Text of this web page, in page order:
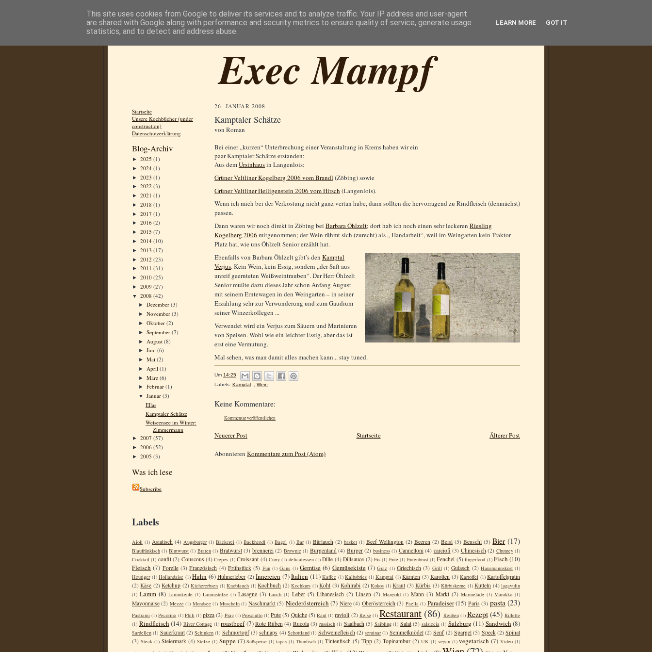
Exec Mampf
Startseite
Unsere Kochbücher (under
construction)
Datenschutzerklärung
Blog-Archiv
► 2025 (1)
► 2024 (1)
► 2023 (1)
► 2022 (3)
► 2021 (1)
► 2018 (1)
► 2017 (1)
► 2016 (2)
► 2015 (7)
► 2014 (10)
► 2013 (17)
► 2012 (23)
► 2011 (31)
► 2010 (25)
► 2009 (27)
▼ 2008 (42)
►Dezember(3)
►November(3)
►Oktober(2)
►September(7)
► August(8)
►Juni(6)
►Mai(2)
► April(1)
►März(6)
►Februar(1)
▼Januar(3)
Ellas
Kamptaler Schätze
Weiseensee im Winter:
Zimmermann
► 2007 (57)
► 2006 (52)
► 2005 (3)
Was ich lese
Subscribe
26. JANUAR 2008
Kamptaler Schätze
von Roman
Bei einer „kurzen“ Unterbrechung einer Veranstaltung in Krems haben wir ein
paar Kamptaler Schätze erstanden:
Aus demUrsinhausin Langenlois:
Grüner Veltliner Kogelberg 2006 vom Brandl (Zöbing) sowie
Grüner Veltliner Heiligenstein 2006 vom Hirsch (Langenlois).
Wenn ich mich bei der Verkostung nicht ganz vertan habe, dann sollten die hervorragend zu Rindfleisch (demnächst)
passen.
Dann waren wir noch direkt in Zöbing bei Barbara Öhlzelt; dort hab ich noch einen sehr leckeren Riesling
Kogelberg 2006 mitgenommen; der Wein rühmt sich (zurecht) als „ Handarbeit“, weil im Weingarten kein Traktor
Platz hat, wie uns Öhlzelt Senior erzählt hat.
Ebenfalls von Barbara Öhlzelt gibt’s den Kamptal
Verjus. Kein Wein, kein Essig, sondern „der Saft aus
unreif geernteten Weißweintrauben“. Der Herr Öhlzelt
Senior mußte dazu dieses Jahr schon Anfang August
mit seinem Erntewagen in den Weingarten – in seiner
Erzählung sehr zur Verwunderung und zum Gaudium
seiner Winzerkollegen ...
Verwendet wird ein Verjus zum Säuern und Marinieren
von Speisen. Wohl wie ein leichter Essig, aber das ist
erst eine Vermutung.
Mal sehen, was man damit alles machen kann... stay tuned.
Um 14:25
Labels: Kamptal Wein
Keine Kommentare:
Kommentar veröffentlichen
Neuerer Post Älterer Post
Startseite
Abonnieren Kommentare zum Post (Atom)
Labels
Aioli (1) Asiatisch (4) Augsburger (1) Bäckerei (1) Backhendl (1) Bagel (1) Bar (1) Bärlauch (2) basket (1) Beef Wellington (2) Beeren (2) Beisl (5) Beuschl (5) Bier (17)
Blaufränkisch (1) Blutwurst (1) Braten (1) Bratwurst (3) brennerei (2) Brownie (1) Burgenland (4) Burger (2) business (1) Cannelloni (4) carciofi (3) Chinesisch (2) Chutney (1)
Cocktail (1) confit (2) Couscous (4) Crepes (1) Croissant (4) Curry (1) delicatessen (1) Dille (4) Dillsauce (2) Eis (1) Ente (1) Entenbrust (1) Fenchel (5) fingerfood (1) Fisch (10)
Fleisch (7) Forelle (3) Französisch (4) Frühstück (5) Fun (1) Gans (1) Gemüse (6) Gemüsekiste (7) Graz (1) Griechisch (3) Grill (1) Gulasch (2) Hausmannskost (1)
Heuriger (1) Hollandaise (1) Huhn (6) Hühnerleber (2) Innereien (7)Italien (11) Kaffee (1) Kalbsbries (1) Kamptal (1) Kärnten (3) Karotten (3) Kartoffel (1) Kartoffelgratin
(2) Käse (2) Ketchup (2) Kichererbsen (1) Knoblauch (1) Kochbuch (2) Kochkurs (1) Kohl (3) Kohlrabi (2) Kokos (1) Kraut (3) Kürbis (3) Kürbiskerne (1) Kutteln (4) lagavulin
(1) Lamm (8) Lammkeule (1) Lammstelze (1) Lasagne (3) Lauch (1) Leber (5) Libanesisch (2) Linsen (2) Mangold (1) Mann (3) Markt (2) Marmelade (1) Marokko (1)
Mayonnaise (2) Mezze (1) Mondsee (1) Muscheln (1) Naschmarkt (5) Niederösterreich (7) Niere (4) Oberösterreich (3) Paella (1) Paradeiser(15) Paris (3) pasta (23)
Pastrami (1) Pecorino (1) Phili (1) pizza (2) Prag (1) Prosciutto (1) Pute (5) Quiche (5) Rant (1) ravioli (2) Reise (1) Restaurant (86) Reuben (1) Rezept (45) Rillette
(1) Rindfleisch (14) River Cottage (1) roastbeef (7) Rote Rüben (4) Rucola (3) russisch (1) Saalbach (5) Saibling (1) Salat (5) salsiccia (1) Salzburg (11) Sandwich (8)
Sardellen (1) Sauerkraut (2) Schinken (1) Schmortopf (3) schnaps (4) Schottland (1) Schweinefleisch (2) seminar (1) Semmelknödel (2) Senf (2) Spargel (5) Speck (2) Spinat
(3) Steak (1) Steiermark (4) Stelze (1) Suppe (7) Süßspeise (1) tapas (1) Thunfisch (1) Tintenfisch (5) Tipp (2) Topinambur (2) UK (1) vegan (1) vegetarisch (7) Video (1)
This site uses cookies from Google to deliver its services and to analyze traffic. Your IP address and user-agent
are shared with Google along with performance and security metrics to ensure quality of service, generate usage
statistics, and to detect and address abuse.
LEARN MORE GOT IT